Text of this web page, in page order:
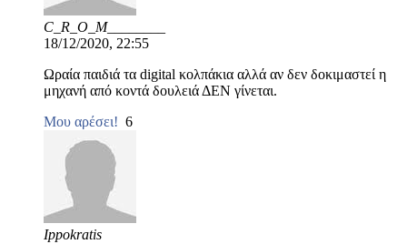
C_R_O_M________
18/12/2020, 22:55
Ωραία παιδιά τα digital κολπάκια αλλά αν δεν δοκιμαστεί η
μηχανή από κοντά δουλειά ΔΕΝ γίνεται.
Μου αρέσει! 6
Ippokratis